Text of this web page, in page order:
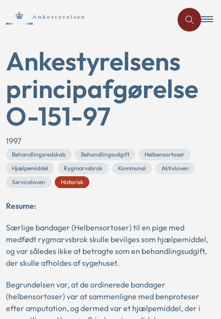
Ankestyrelsens
principafgørelse
O-151-97
1997
Behandlingsredskab Behandlingsudgift
Helbensortoser
Hjælpemiddel
Rygmarvsbrok Kommunal
Aktivloven
Serviceloven
Historisk
Resume:
Særlige bandager (Helbensortoser) til en pige med
medfødt rygmarvsbrok skulle bevilges som hjælpemiddel,
og var således ikke at betragte som en behandlingsudgift,
der skulle afholdes af sygehuset.
Begrundelsen var, at de ordinerede bandager
(helbensortoser) var at sammenligne med benproteser
efter amputation, og dermed var et hjælpemiddel, der i